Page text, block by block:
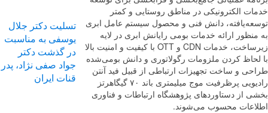
الکترونیکی در مناطق روستایی و کمتر
دانش فنی و محصول سیستم عامل ابری
ارائه خدمات بومی رایانش ابری در لایه
زیرساخت، خدمات CDN و OTT با کیفیت و امنیت بالا
کردن ملزومات رگولاتوری و دانش بومی‌شده
و ساخت تجهیزات ارتباطی از قبیل فید آنتن
رادیویی پرظرفیت موج میلیمتری باند ۷۰ گیگاهرتز
از دستاوردهای پژوهشگاه ارتباطات و فناوری
محسوب می‌شوند.
تسلیت دکتر جلال
یوسفی به مناسبت
در گذشت دکتر
جواد صفی نژاد، پدر
قنات ایران